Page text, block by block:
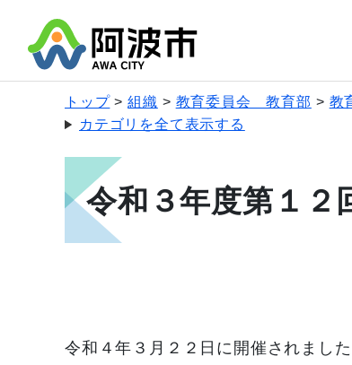
トップ 組織 教育委員会 教育部
教
カテゴリを全て表示する
令和３年度第１２
令和４年３月２２日に開催されまし